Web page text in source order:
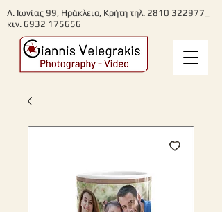
Λ. Ιωνίας 99, Ηράκλειο, Κρήτη τηλ. 2810 322977_
κιν. 6932 175656